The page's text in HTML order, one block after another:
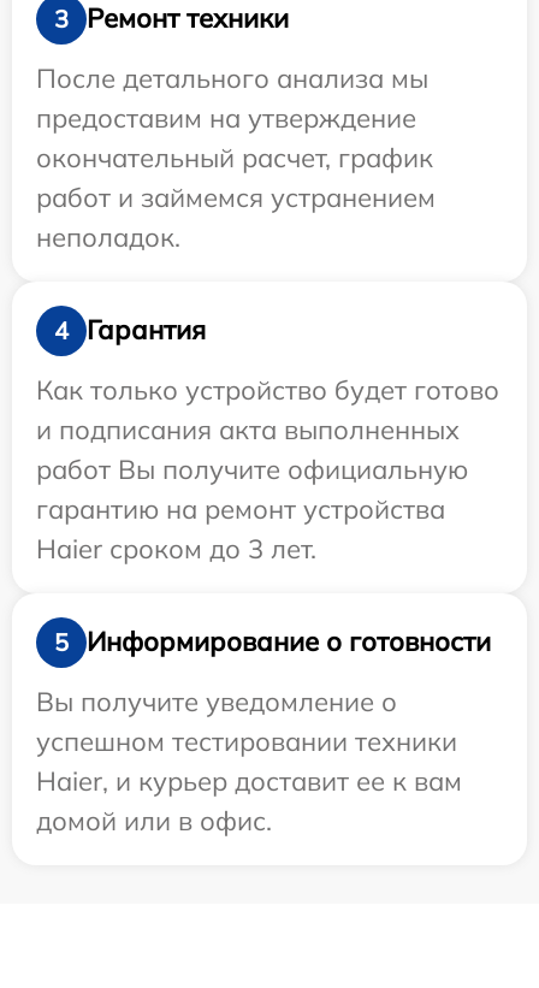
3
Ремонт техники
После детального анализа мы
предоставим на утверждение
окончательный расчет, график
работ и займемся устранением
неполадок.
4
Гарантия
Как только устройство будет готово
и подписания акта выполненных
работ Вы получите официальную
гарантию на ремонт устройства
Haier сроком до 3 лет.
5
Информирование о готовности
Вы получите уведомление о
успешном тестировании техники
Haier, и курьер доставит ее к вам
домой или в офис.